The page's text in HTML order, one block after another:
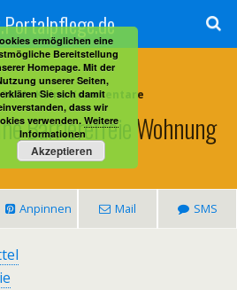
• Keine Kommentare
Barrierefreie Wohnung
Anpinnen Mail SMS
ermöglichen eine
Bereitstellung
Homepage. Mit der
unserer Seiten,
erklären Sie sich damit
dass wir
verwenden.Weitere
Informationen
Akzeptieren